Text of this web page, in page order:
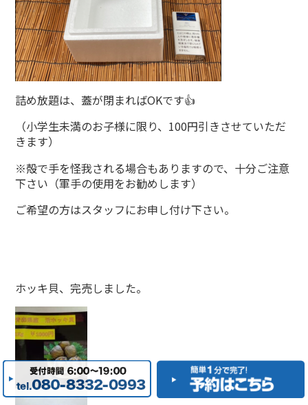
詰め放題は、蓋が閉まればOKです👍
（小学生未満のお子様に限り、100円引きさせていただ
きます）
※殻で手を怪我される場合もありますので、十分ご注意
下さい（軍手の使用をお勧めします）
ご希望の方はスタッフにお申し付け下さい。
ホッキ貝、完売しました。